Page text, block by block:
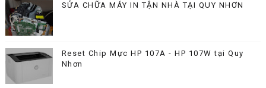
SỬA CHỮA MÁY IN TẬN NHÀ TẠI QUY NHƠN
Reset Chip Mực HP 107A - HP 107W tại Quy
Nhơn